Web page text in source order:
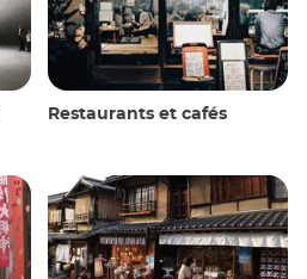
Restaurants et cafés